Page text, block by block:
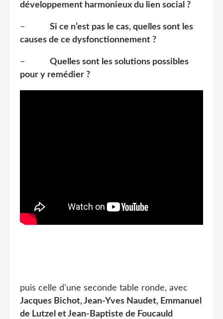
développement harmonieux du lien social ?
– Si ce n’est pas le cas, quelles sont les
causes de ce dysfonctionnement ?
– Quelles sont les solutions possibles
pour y remédier ?
puis celle d'une seconde table ronde, avec
Jacques Bichot, Jean-Yves Naudet, Emmanuel
de Lutzel et Jean-Baptiste de Foucauld